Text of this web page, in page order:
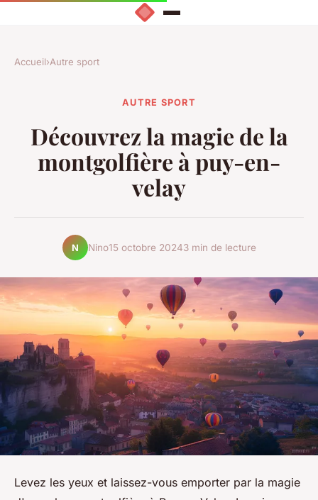
Accueil›Autre sport
AUTRE SPORT
Découvrez la magie de la
montgolfière à puy-en-
velay
N Nino15 octobre 20243 min de lecture
Levez les yeux et laissez-vous emporter par la magie